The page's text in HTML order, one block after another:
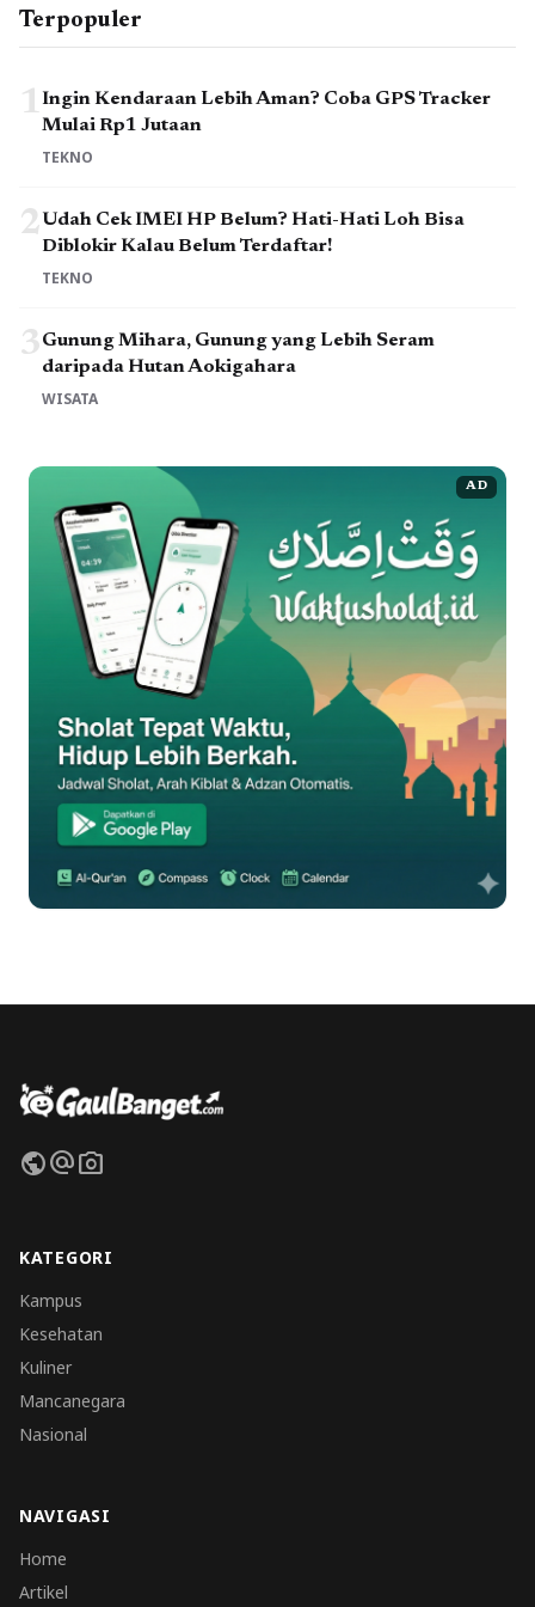
Terpopuler
1Ingin Kendaraan Lebih Aman? Coba GPS Tracker
Mulai Rp1 Jutaan
TEKNO
2Udah Cek IMEI HP Belum? Hati-Hati Loh Bisa
Diblokir Kalau Belum Terdaftar!
TEKNO
3Gunung Mihara, Gunung yang Lebih Seram
daripada Hutan Aokigahara
WISATA
AD
publicalternate_emailphoto_camera
KATEGORI
Kampus
Kesehatan
Kuliner
Mancanegara
Nasional
NAVIGASI
Home
Artikel